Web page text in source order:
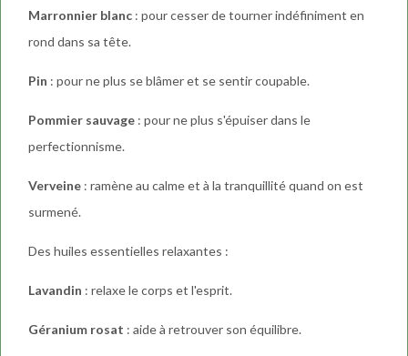
Marronnier blanc : pour cesser de tourner indéfiniment en
rond dans sa tête.
Pin : pour ne plus se blâmer et se sentir coupable.
Pommier sauvage : pour ne plus s'épuiser dans le
perfectionnisme.
Verveine : ramène au calme et à la tranquillité quand on est
surmené.
Des huiles essentielles relaxantes :
Lavandin : relaxe le corps et l'esprit.
Géranium rosat : aide à retrouver son équilibre.